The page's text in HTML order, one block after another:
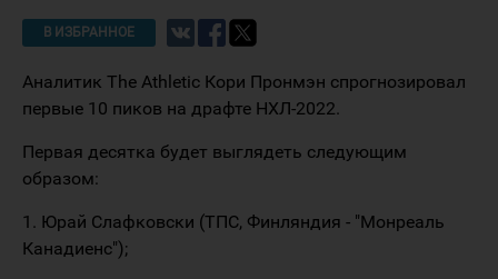
В ИЗБРАННОЕ
Аналитик The Athletic Кори Пронмэн спрогнозировал
первые 10 пиков на драфте НХЛ-2022.
Первая десятка будет выглядеть следующим
образом:
1. Юрай Слафковски (ТПС, Финляндия - "Монреаль
Канадиенс");